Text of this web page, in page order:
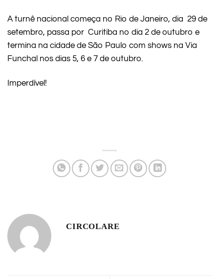
A turnê nacional começa no Rio de Janeiro, dia 29 de
setembro, passa por Curitiba no dia 2 de outubro e
termina na cidade de São Paulo com shows na Via
Funchal nos dias 5, 6 e 7 de outubro.
Imperdível!
CIRCOLARE